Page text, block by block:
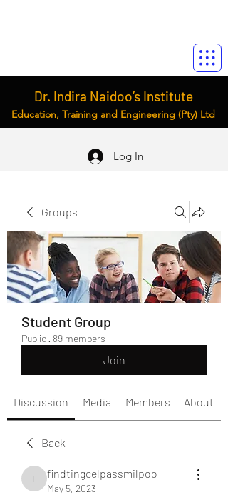
Dr. Indira Naidoo’s Institute
Education, Training and Engineering (Pty) Ltd
Log In
Groups
Student Group
Public · 89 members
Join
Discussion Media Members About
Back
findtingcelpassmilpoo
findtingcelpassmilpoo
May 5, 2023